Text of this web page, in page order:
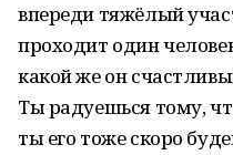
впереди тяжёлый
проходит один
какой же он
Ты радуешься тому,
ты его тоже скоро